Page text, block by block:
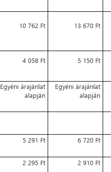
10 762 Ft 13 670 Ft
4 058 Ft 5 150 Ft
Egyéni árajánlat
alapján
Egyéni árajánlat
alapján
5 291 Ft 6 720 Ft
2 295 Ft 2 910 Ft